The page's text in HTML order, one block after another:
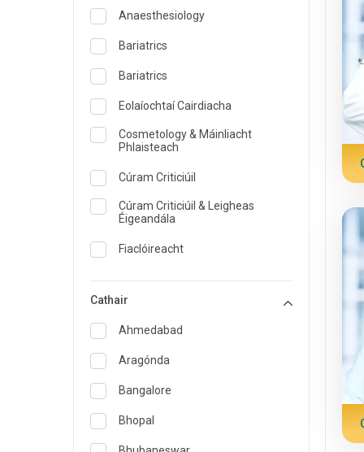
Anaesthesiology
Bariatrics
Bariatrics
Eolaíochtaí Cairdiacha
Cosmetology & Máinliacht
Phlaisteach
Cúram Criticiúil
Cúram Criticiúil & Leigheas
Éigeandála
Fiaclóireacht
Inchríneolaíocht & Cúram
Cathair
Ahmedabad
Aragónda
Bangalore
Bhopal